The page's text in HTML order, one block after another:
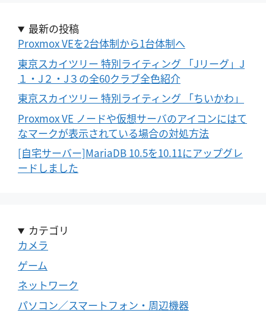
最新の投稿
Proxmox VEを2台体制から1台体制へ
東京スカイツリー 特別ライティング 「Jリーグ」J
１・J２・J３の全60クラブ全色紹介
東京スカイツリー 特別ライティング 「ちいかわ」
Proxmox VE ノードや仮想サーバのアイコンにはて
なマークが表示されている場合の対処方法
[自宅サーバー]MariaDB 10.5を10.11にアップグレ
ードしました
カテゴリ
カメラ
ゲーム
ネットワーク
パソコン／スマートフォン・周辺機器